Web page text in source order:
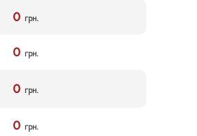
0 грн.
0 грн.
0 грн.
0 грн.